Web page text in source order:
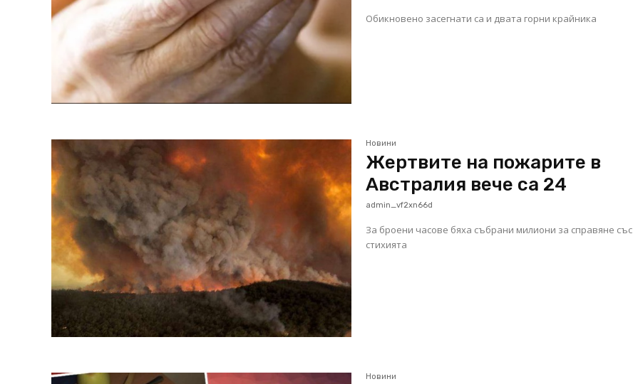
Обикновено засегнати са и двата горни крайника
Новини
Жертвите на пожарите в
Австралия вече са 24
admin_vf2xn66d
За броени часове бяха събрани милиони за справяне със
стихията
Новини